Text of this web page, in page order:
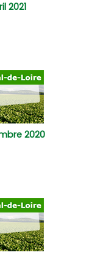
2021
2020